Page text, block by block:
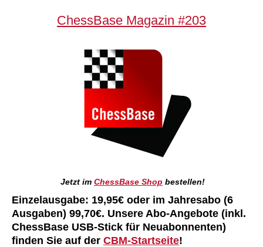
ChessBase Magazin #203
Jetzt im ChessBase Shop bestellen!
Einzelausgabe: 19,95€ oder im Jahresabo (6
Ausgaben) 99,70€. Unsere Abo-Angebote (inkl.
ChessBase USB-Stick für Neuabonnenten)
finden Sie auf der CBM-Startseite!